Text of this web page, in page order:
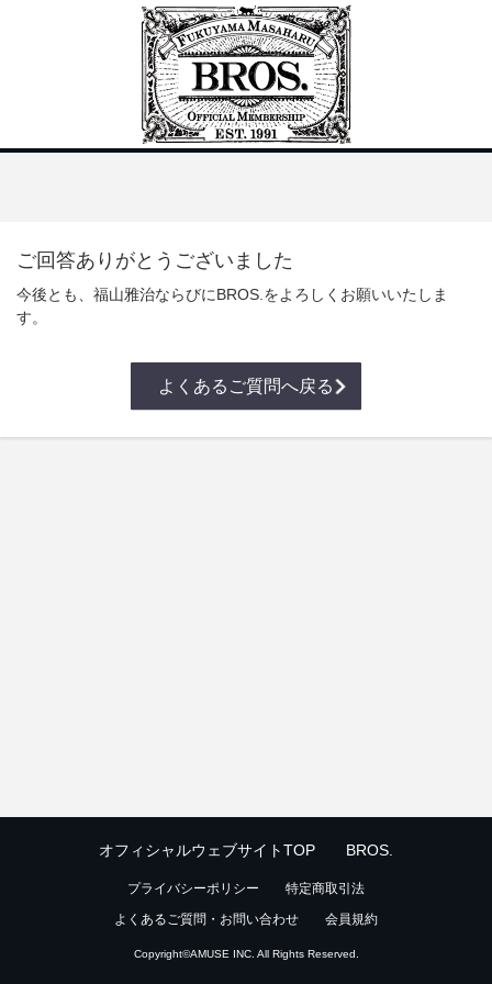
ご回答ありがとうございました
今後とも、福山雅治ならびにBROS.をよろしくお願いいたしま
す。
よくあるご質問へ戻る
オフィシャルウェブサイトTOP BROS.
プライバシーポリシー
特定商取引法
よくあるご質問・お問い合わせ
会員規約
Copyright©AMUSE INC. All Rights Reserved.